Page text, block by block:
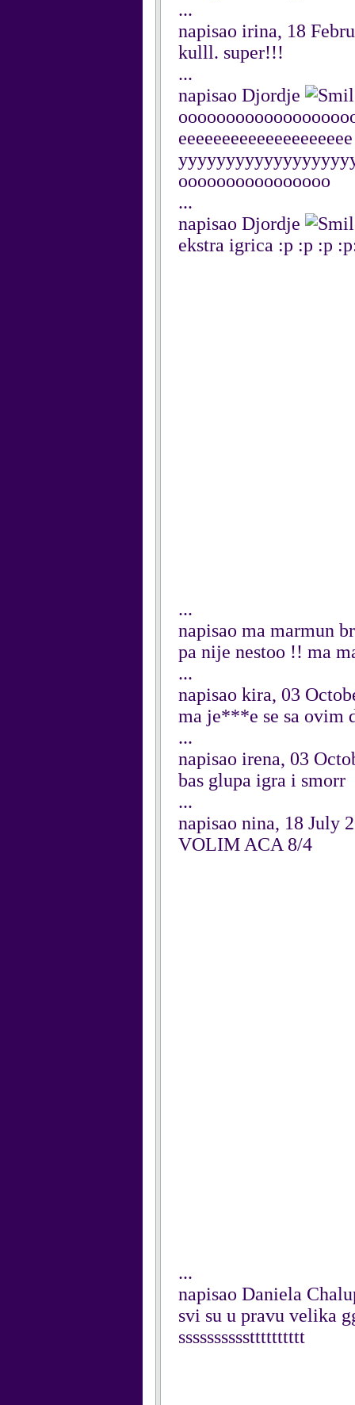
...
napisao irina, 18
kulll. super!!!
...
napisao Djordje
oooooooooooooooo
...
napisao Djordje
ekstra igrica :p :p :p
...
napisao ma marmun
pa nije nestoo !! ma
...
napisao kira, 03
ma je***e se sa ovim
...
napisao irena, 03
bas glupa igra i smorr
...
napisao nina, 18 July
VOLIM ACA 8/4
...
napisao Daniela
svi su u pravu velika
sssssssssstttttttttt